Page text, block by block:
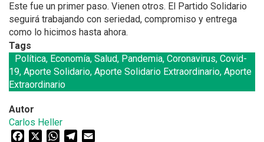
Este fue un primer paso. Vienen otros. El Partido Solidario
seguirá trabajando con seriedad, compromiso y entrega
como lo hicimos hasta ahora.
Tags
Política, Economía, Salud, Pandemia, Coronavirus, Covid-
19, Aporte Solidario, Aporte Solidario Extraordinario, Aporte
Extraordinario
Autor
Carlos Heller
Facebook WhatsAppTelegram